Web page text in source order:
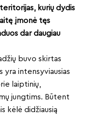
kurių dydis
įmonė tęs
dar daugiau
buvo skirtas
yra intensyviausias
laiptinių,
jungtims. Būtent
kėlė didžiausią